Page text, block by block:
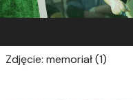
Zdjęcie: memoriał (1)